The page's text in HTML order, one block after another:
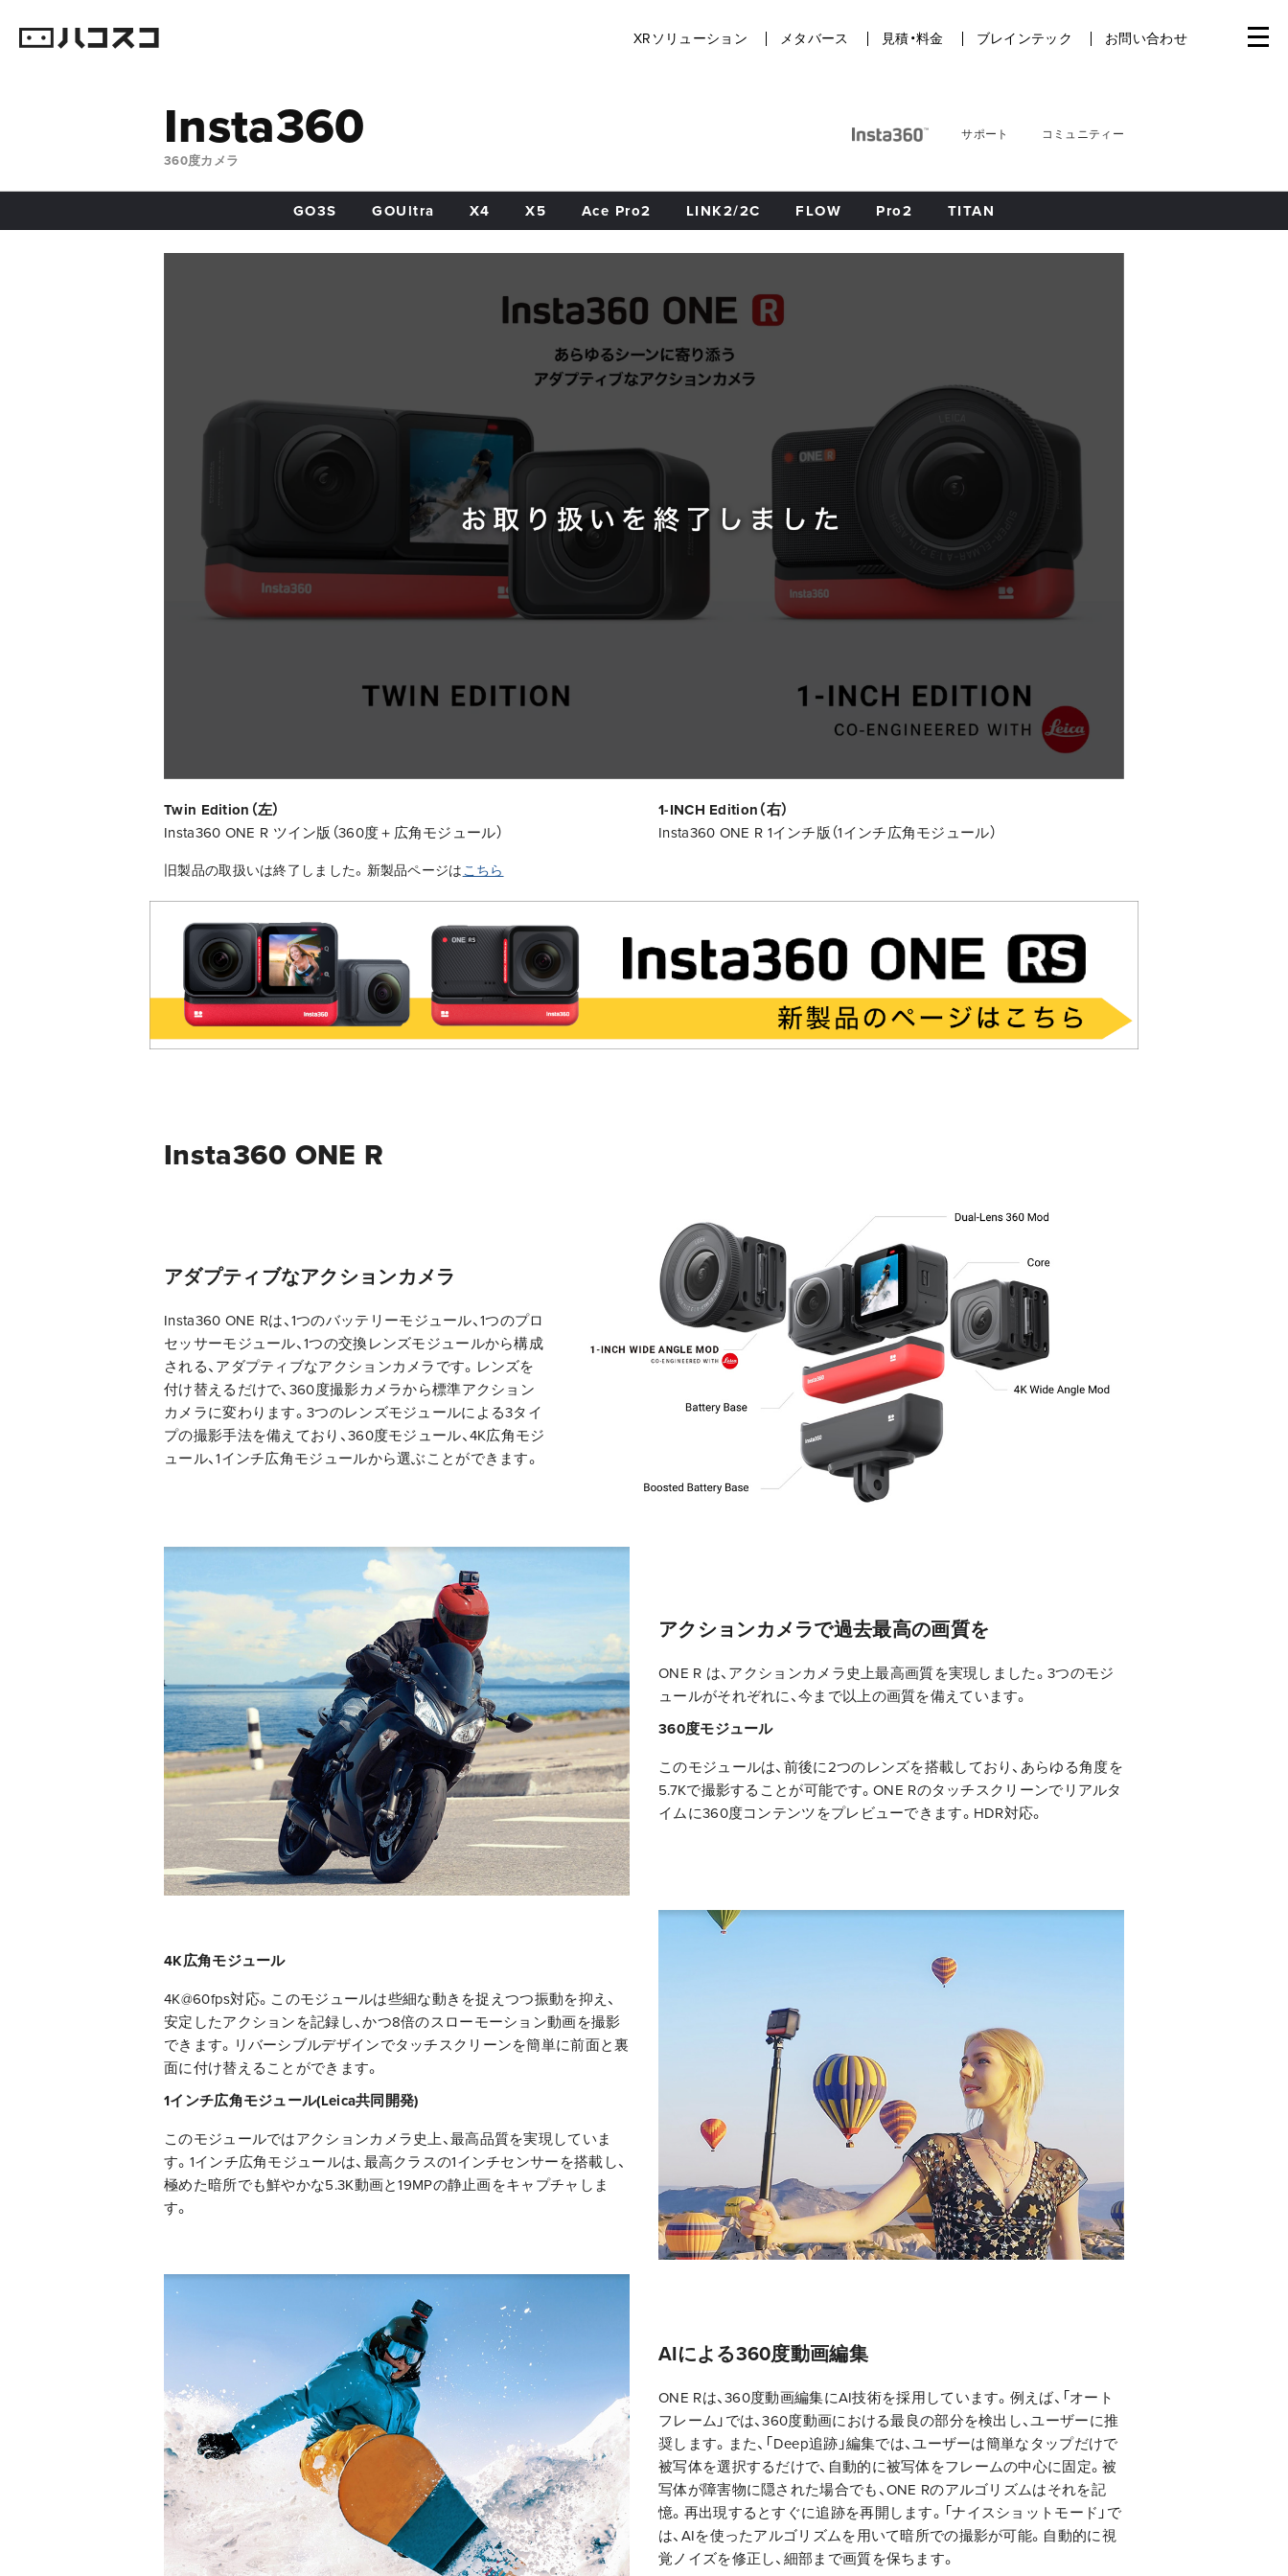
XRソリューション メタバース 見積・料金 ブレインテック お問い合わせ
Insta360
360度カメラ
サポート コミュニティー
GO3S GOUltra X4 X5 Ace Pro2 LINK2/2C FLOW Pro2 TITAN
Twin Edition（左）
Insta360 ONE R ツイン版（360度＋広角モジュール）
旧製品の取扱いは終了しました。新製品ページはこちら
1-INCH Edition（右）
Insta360 ONE R 1インチ版（1インチ広角モジュール）
Insta360 ONE R
アダプティブなアクションカメラ
Insta360 ONE Rは、1つのバッテリーモジュール、1つのプロ
セッサーモジュール、1つの交換レンズモジュールから構成
される、アダプティブなアクションカメラです。レンズを
付け替えるだけで、360度撮影カメラから標準アクション
カメラに変わります。3つのレンズモジュールによる3タイ
プの撮影手法を備えており、360度モジュール、4K広角モジ
ュール、1インチ広角モジュールから選ぶことができます。
アクションカメラで過去最高の画質を
ONE R は、アクションカメラ史上最高画質を実現しました。3つのモジ
ュールがそれぞれに、今まで以上の画質を備えています。
360度モジュール
このモジュールは、前後に2つのレンズを搭載しており、あらゆる角度を
5.7Kで撮影することが可能です。ONE Rのタッチスクリーンでリアルタ
イムに360度コンテンツをプレビューできます。HDR対応。
4K広角モジュール
4K@60fps対応。このモジュールは些細な動きを捉えつつ振動を抑え、
安定したアクションを記録し、かつ8倍のスローモーション動画を撮影
できます。リバーシブルデザインでタッチスクリーンを簡単に前面と裏
面に付け替えることができます。
1インチ広角モジュール(Leica共同開発)
このモジュールではアクションカメラ史上、最高品質を実現していま
す。1インチ広角モジュールは、最高クラスの1インチセンサーを搭載し、
極めた暗所でも鮮やかな5.3K動画と19MPの静止画をキャプチャしま
す。
AIによる360度動画編集
ONE Rは、360度動画編集にAI技術を採用しています。例えば、「オート
フレーム」では、360度動画における最良の部分を検出し、ユーザーに推
奨します。また、「Deep追跡」編集では、ユーザーは簡単なタップだけで
被写体を選択するだけで、自動的に被写体をフレームの中心に固定。被
写体が障害物に隠された場合でも、ONE Rのアルゴリズムはそれを記
憶。再出現するとすぐに追跡を再開します。「ナイスショットモード」で
は、AIを使ったアルゴリズムを用いて暗所での撮影が可能。自動的に視
覚ノイズを修正し、細部まで画質を保ちます。